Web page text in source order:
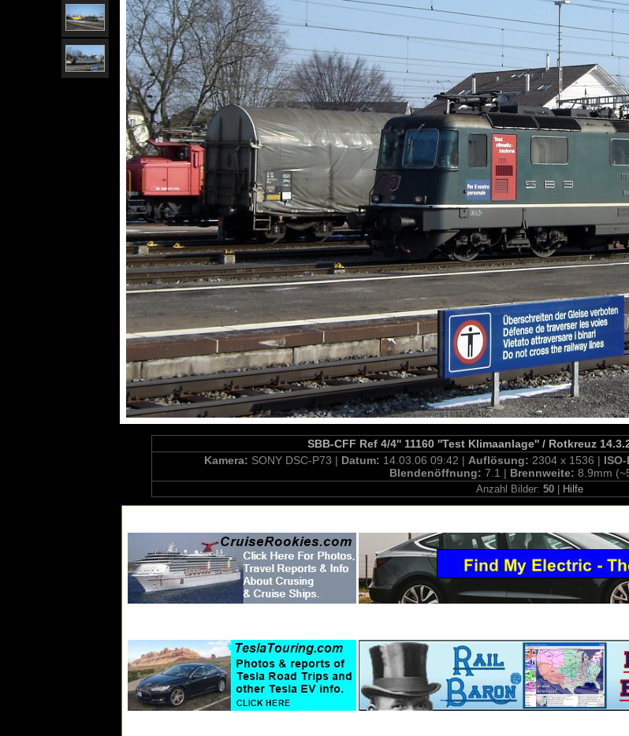
SBB-CFF Ref 4/4'' 11160 ''Test Klimaanlage'' / Rotkreuz
Kamera: SONY DSC-P73 | Datum: 14.03.06 09:42 | Auflösung: 2304 x 1536 |
Blendenöffnung: 7.1 | Brennweite: 8.9mm
Anzahl Bilder: 50 Hilfe